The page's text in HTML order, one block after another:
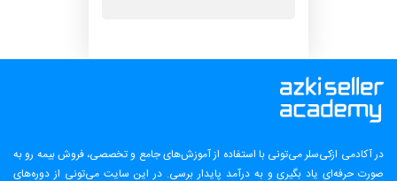
در آکادمی ازکی‌سلر می‌تونی با استفاده از آموزش‌های جامع و تخصصی، فروش بیمه رو به
صورت حرفه‌ای یاد بگیری و به درآمد پایدار برسی. در این سایت می‌تونی از دوره‌های